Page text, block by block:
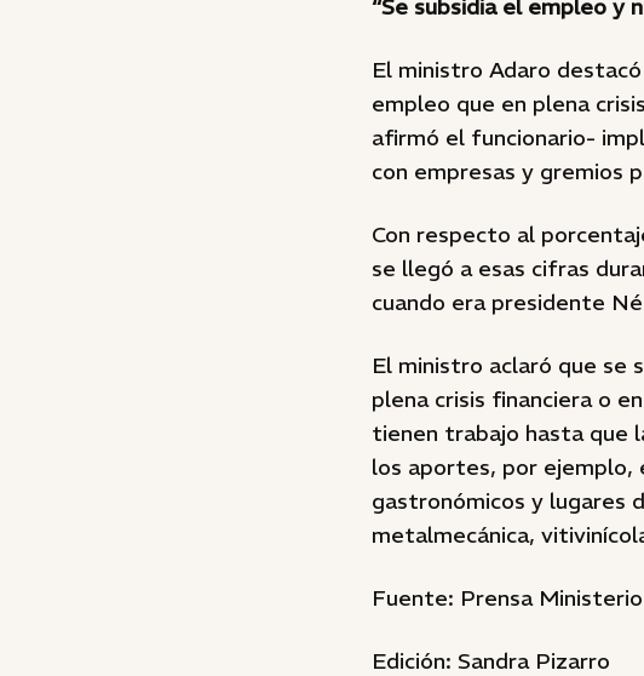
“Se subsidia el empleo y
El ministro Adaro
empleo que en plena
afirmó el funcionario-
con empresas y gremios
Con respecto al
se llegó a esas cifras
cuando era presidente
El ministro aclaró que se
plena crisis financiera o
tienen trabajo hasta que
los aportes, por ejemplo,
gastronómicos y lugares
metalmecánica,
Fuente: Prensa
Edición: Sandra Pizarro